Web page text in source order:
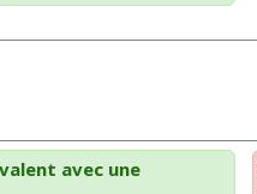
avec une